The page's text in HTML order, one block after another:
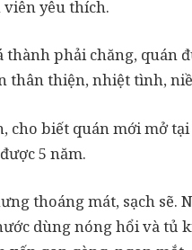
yêu thích.
phải chăng, quán
thân thiện, nhiệt tình,
cho biết quán mới mở
5 năm.
thoáng mát, sạch sẽ.
dùng nóng hổi và tủ